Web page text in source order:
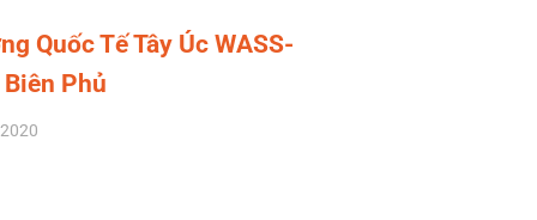
Quốc Tế Tây Úc WASS-
Phủ